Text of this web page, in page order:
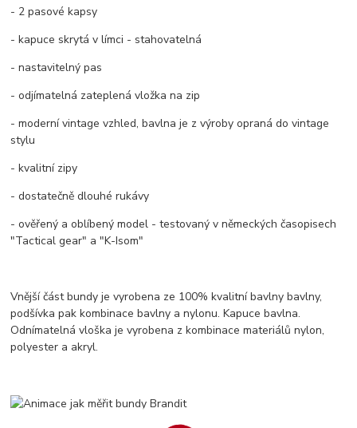
- 2 pasové kapsy
- kapuce skrytá v límci - stahovatelná
- nastavitelný pas
- odjímatelná zateplená vložka na zip
- moderní vintage vzhled, bavlna je z výroby opraná do vintage
stylu
- kvalitní zipy
- dostatečně dlouhé rukávy
- ověřený a oblíbený model - testovaný v německých časopisech
"Tactical gear" a "K-Isom"
Vnější část bundy je vyrobena ze 100% kvalitní bavlny bavlny,
podšívka pak kombinace bavlny a nylonu. Kapuce bavlna.
Odnímatelná vloška je vyrobena z kombinace materiálů nylon,
polyester a akryl.